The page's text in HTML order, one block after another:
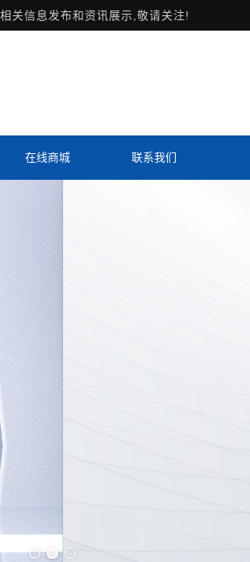
关信息发布和资讯展示,敬请关注!
在线商城 联系我们